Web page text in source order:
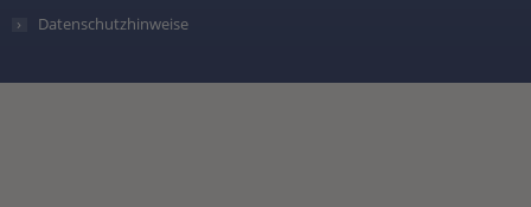
Datenschutzhinweise